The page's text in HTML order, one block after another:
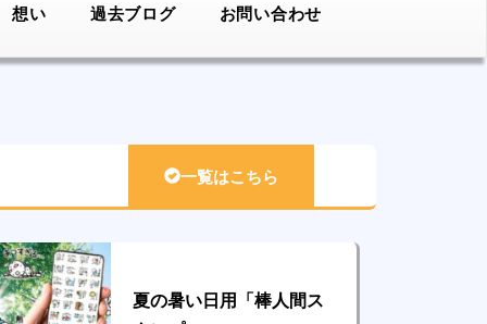
想い 過去ブログ お問い合わせ
一覧はこちら
夏の暑い日用「棒人間ス